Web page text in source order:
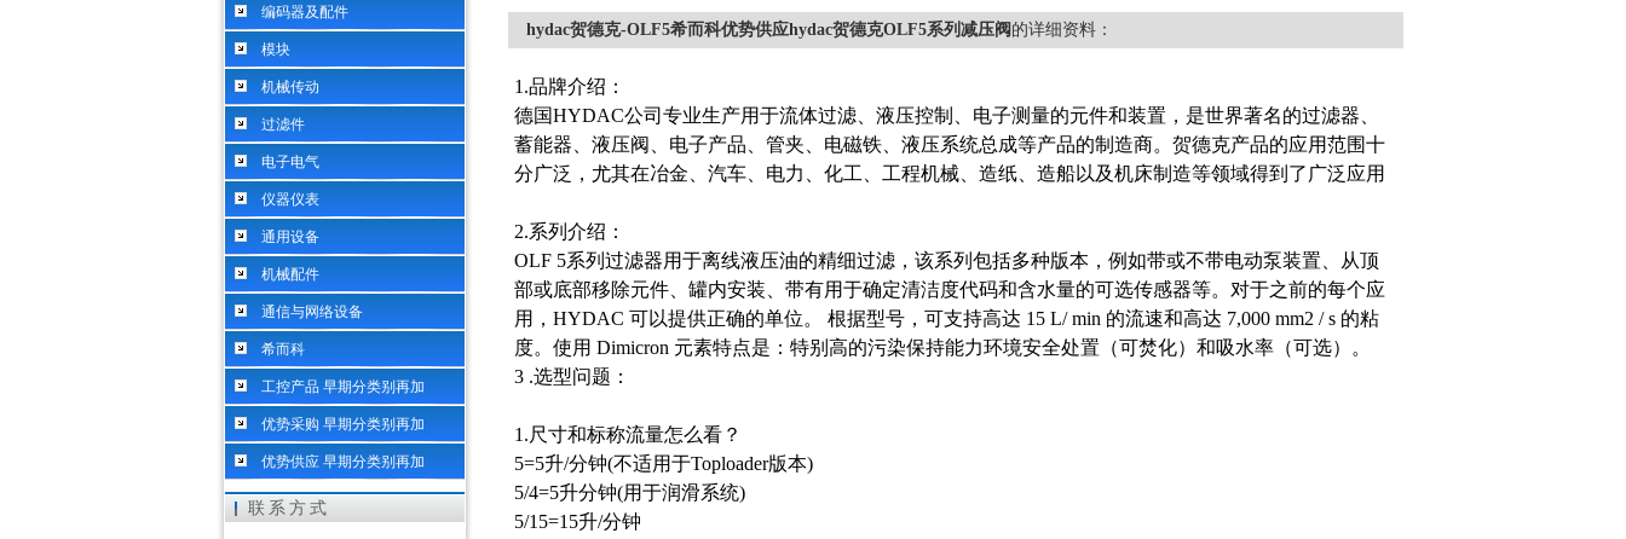
编码器及配件
模块
机械传动
过滤件
电子电气
仪器仪表
通用设备
机械配件
通信与网络设备
希而科
工控产品 早期分类别再加
优势采购 早期分类别再加
优势供应 早期分类别再加
联系方式
hydac贺德克-OLF5希而科优势供应hydac贺德克OLF5系列减压阀 的详细资料：
1.品牌介绍：
德国HYDAC公司专业生产用于流体过滤、液压控制、电子测量的元件和装置，是世界著名的过滤器、
蓄能器、液压阀、电子产品、管夹、电磁铁、液压系统总成等产品的制造商。贺德克产品的应用范围十
分广泛，尤其在冶金、汽车、电力、化工、工程机械、造纸、造船以及机床制造等领域得到了广泛应用
2.系列介绍：
OLF 5系列过滤器用于离线液压油的精细过滤，该系列包括多种版本，例如带或不带电动泵装置、从顶
部或底部移除元件、罐内安装、带有用于确定清洁度代码和含水量的可选传感器等。对于之前的每个应
用，HYDAC 可以提供正确的单位。 根据型号，可支持高达 15 L/ min 的流速和高达 7,000 mm2 / s 的粘
度。使用 Dimicron 元素特点是：特别高的污染保持能力环境安全处置（可焚化）和吸水率（可选）。
3 .选型问题：
1.尺寸和标称流量怎么看？
5=5升/分钟(不适用于Toploader版本)
5/4=5升分钟(用于润滑系统)
5/15=15升/分钟